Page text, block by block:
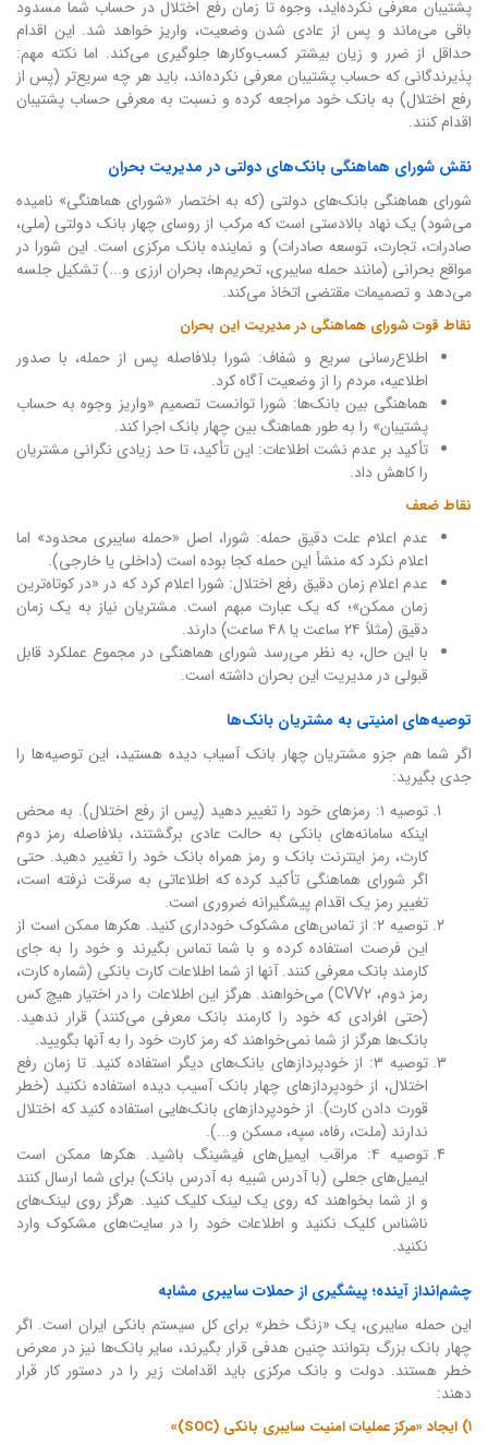
پشتیبان معرفی نکرده‌اید، وجوه تا زمان رفع اختلال در حساب شما مسدود
باقی می‌ماند و پس از عادی شدن وضعیت، واریز خواهد شد. این اقدام
حداقل از ضرر و زیان بیشتر کسب‌وکارها جلوگیری می‌کند. اما نکته مهم:
پذیرندگانی که حساب پشتیبان معرفی نکرده‌اند، باید هر چه سریع‌تر (پس از
رفع اختلال) به بانک خود مراجعه کرده و نسبت به معرفی حساب پشتیبان
اقدام کنند.
نقش شورای هماهنگی بانک‌های دولتی در مدیریت بحران
شورای هماهنگی بانک‌های دولتی (که به اختصار «شورای هماهنگی» نامیده
می‌شود) یک نهاد بالادستی است که مرکب از روسای چهار بانک دولتی (ملی،
صادرات، تجارت، توسعه صادرات) و نماینده بانک مرکزی است. این شورا در
مواقع بحرانی (مانند حمله سایبری، تحریم‌ها، بحران ارزی و...) تشکیل جلسه
می‌دهد و تصمیمات مقتضی اتخاذ می‌کند.
نقاط قوت شورای هماهنگی در مدیریت این بحران
اطلاع‌رسانی سریع و شفاف: شورا بلافاصله پس از حمله، با صدور
اطلاعیه، مردم را از وضعیت آگاه کرد.
هماهنگی بین بانک‌ها: شورا توانست تصمیم «واریز وجوه به حساب
پشتیبان» را به طور هماهنگ بین چهار بانک اجرا کند.
تأکید بر عدم نشت اطلاعات: این تأکید، تا حد زیادی نگرانی مشتریان
را کاهش داد.
نقاط ضعف
عدم اعلام علت دقیق حمله: شورا، اصل «حمله سایبری محدود» اما
اعلام نکرد که منشأ این حمله کجا بوده است (داخلی یا خارجی).
عدم اعلام زمان دقیق رفع اختلال: شورا اعلام کرد که در «در کوتاه‌ترین
زمان ممکن»؛ که یک عبارت مبهم است. مشتریان نیاز به یک زمان
دقیق (مثلاً ۲۴ ساعت یا ۴۸ ساعت) دارند.
با این حال، به نظر می‌رسد شورای هماهنگی در مجموع عملکرد قابل
قبولی در مدیریت این بحران داشته است.
توصیه‌های امنیتی به مشتریان بانک‌ها
اگر شما هم جزو مشتریان چهار بانک آسیاب دیده هستید، این توصیه‌ها را
جدی بگیرید:
توصیه ۱: رمزهای خود را تغییر دهید (پس از رفع اختلال). به محض
اینکه سامانه‌های بانکی به حالت عادی برگشتند، بلافاصله رمز دوم
کارت، رمز اینترنت بانک و رمز همراه بانک خود را تغییر دهید. حتی
اگر شورای هماهنگی تأکید کرده که اطلاعاتی به سرقت نرفته است،
تغییر رمز یک اقدام پیشگیرانه ضروری است.
توصیه ۲: از تماس‌های مشکوک خودداری کنید. هکرها ممکن است از
این فرصت استفاده کرده و با شما تماس بگیرند و خود را به جای
کارمند بانک معرفی کنند. آنها از شما اطلاعات کارت بانکی (شماره کارت،
رمز دوم، CVV2) می‌خواهند. هرگز این اطلاعات را در اختیار هیچ کس
(حتی افرادی که خود را کارمند بانک معرفی می‌کنند) قرار ندهید.
بانک‌ها هرگز از شما نمی‌خواهند که رمز کارت خود را به آنها بگویید.
توصیه ۳: از خودپردازهای بانک‌های دیگر استفاده کنید. تا زمان رفع
اختلال، از خودپردازهای چهار بانک آسیب دیده استفاده نکنید (خطر
قورت دادن کارت). از خودپردازهای بانک‌هایی استفاده کنید که اختلال
ندارند (ملت، رفاه، سپه، مسکن و...).
توصیه ۴: مراقب ایمیل‌های فیشینگ باشید. هکرها ممکن است
ایمیل‌های جعلی (با آدرس شبیه به آدرس بانک) برای شما ارسال کنند
و از شما بخواهند که روی یک لینک کلیک کنید. هرگز روی لینک‌های
ناشناس کلیک نکنید و اطلاعات خود را در سایت‌های مشکوک وارد
نکنید.
چشم‌انداز آینده؛ پیشگیری از حملات سایبری مشابه
این حمله سایبری، یک «زنگ خطر» برای کل سیستم بانکی ایران است. اگر
چهار بانک بزرگ بتوانند چنین هدفی قرار بگیرند، سایر بانک‌ها نیز در معرض
خطر هستند. دولت و بانک مرکزی باید اقدامات زیر را در دستور کار قرار
دهند:
۱) ایجاد «مرکز عملیات امنیت سایبری بانکی (SOC)»